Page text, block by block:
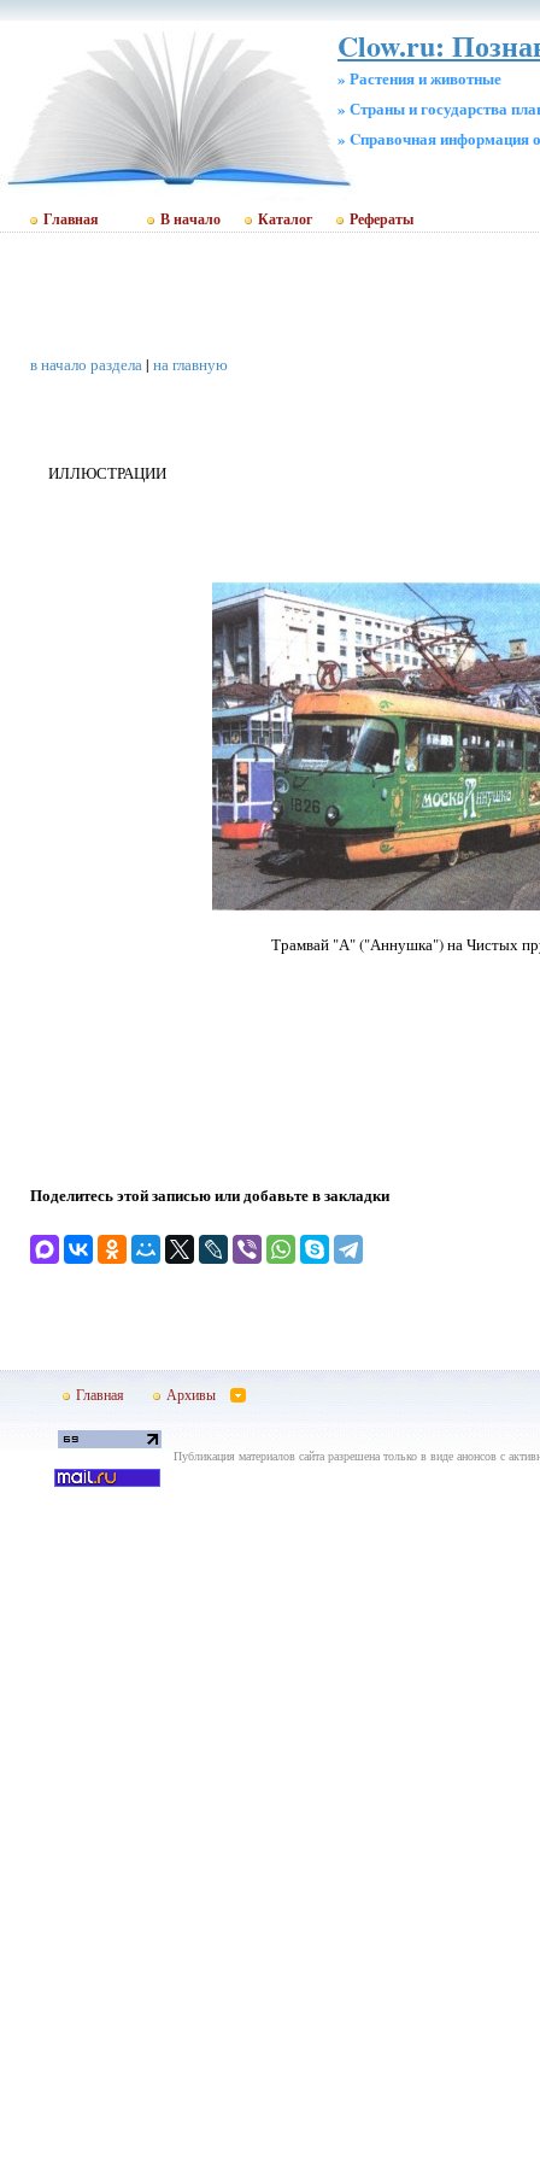
Clow.ru:
» Растения и животные
» Страны и государства
» Cправочная информация
Главная В начало Каталог Рефераты
в начало раздела| на главную
ИЛЛЮСТРАЦИИ
Трамвай "А" ("Аннушка") на Чистых
Поделитесь этой записью или добавьте в закладки
Главная Архивы
Публикация материалов сайта разрешена только в виде анонсов с